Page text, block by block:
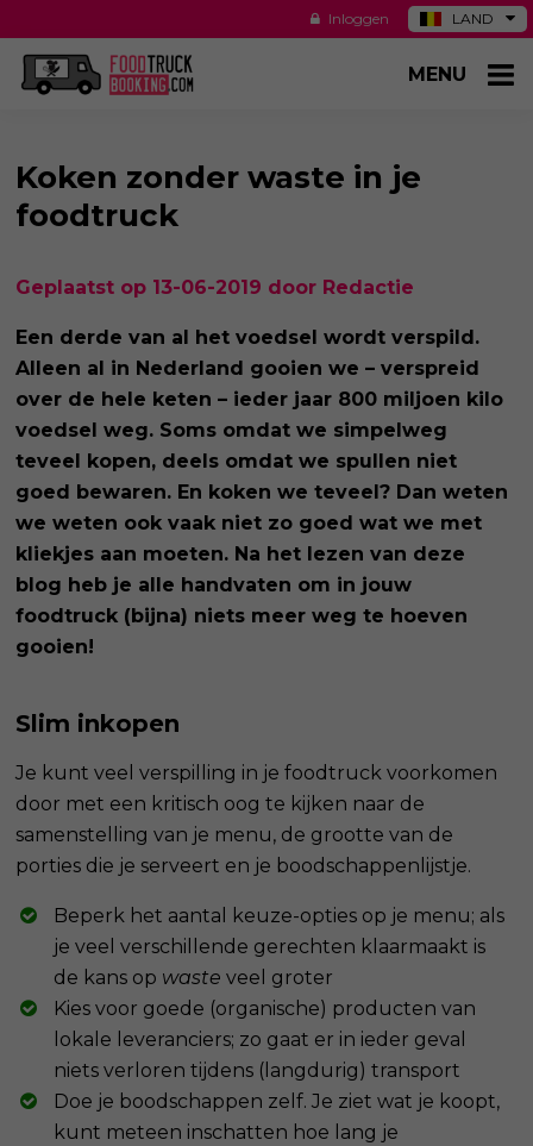
LAND
ES
Inloggen
MENU
Koken zonder waste in je
foodtruck
Geplaatst op 13-06-2019 door Redactie
Een derde van al het voedsel wordt verspild.
Alleen al in Nederland gooien we – verspreid
over de hele keten – ieder jaar 800 miljoen kilo
voedsel weg. Soms omdat we simpelweg
teveel kopen, deels omdat we spullen niet
goed bewaren. En koken we teveel? Dan weten
we weten ook vaak niet zo goed wat we met
kliekjes aan moeten. Na het lezen van deze
blog heb je alle handvaten om in jouw
foodtruck (bijna) niets meer weg te hoeven
gooien!
Slim inkopen
Je kunt veel verspilling in je foodtruck voorkomen
door met een kritisch oog te kijken naar de
samenstelling van je menu, de grootte van de
porties die je serveert en je boodschappenlijstje.
Beperk het aantal keuze-opties op je menu; als
je veel verschillende gerechten klaarmaakt is
de kans op wasteveel groter
Kies voor goede (organische) producten van
lokale leveranciers; zo gaat er in ieder geval
niets verloren tijdens (langdurig) transport
Doe je boodschappen zelf. Je ziet wat je koopt,
kunt meteen inschatten hoe lang je